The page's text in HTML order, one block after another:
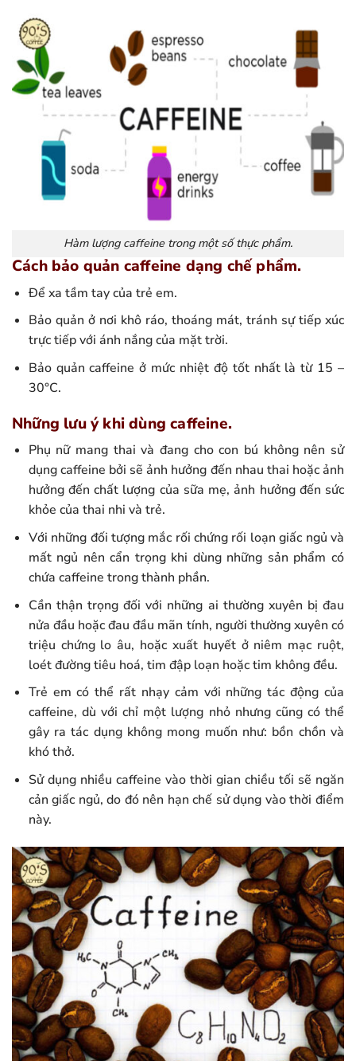
Hàm lượng caffeine trong một số thực phẩm.
Cách bảo quản caffeine dạng chế phẩm.
Để xa tầm tay của trẻ em.
Bảo quản ở nơi khô ráo, thoáng mát, tránh sự tiếp xúc
trực tiếp với ánh nắng của mặt trời.
Bảo quản caffeine ở mức nhiệt độ tốt nhất là từ 15 –
30°C.
Những lưu ý khi dùng caffeine.
Phụ nữ mang thai và đang cho con bú không nên sử
dụng caffeine bởi sẽ ảnh hưởng đến nhau thai hoặc ảnh
hưởng đến chất lượng của sữa mẹ, ảnh hưởng đến sức
khỏe của thai nhi và trẻ.
Với những đối tượng mắc rối chứng rối loạn giấc ngủ và
mất ngủ nên cẩn trọng khi dùng những sản phẩm có
chứa caffeine trong thành phần.
Cần thận trọng đối với những ai thường xuyên bị đau
nửa đầu hoặc đau đầu mãn tính, người thường xuyên có
triệu chứng lo âu, hoặc xuất huyết ở niêm mạc ruột,
loét đường tiêu hoá, tim đập loạn hoặc tim không đều.
Trẻ em có thể rất nhạy cảm với những tác động của
caffeine, dù với chỉ một lượng nhỏ nhưng cũng có thể
gây ra tác dụng không mong muốn như: bồn chồn và
khó thở.
Sử dụng nhiều caffeine vào thời gian chiều tối sẽ ngăn
cản giấc ngủ, do đó nên hạn chế sử dụng vào thời điểm
này.